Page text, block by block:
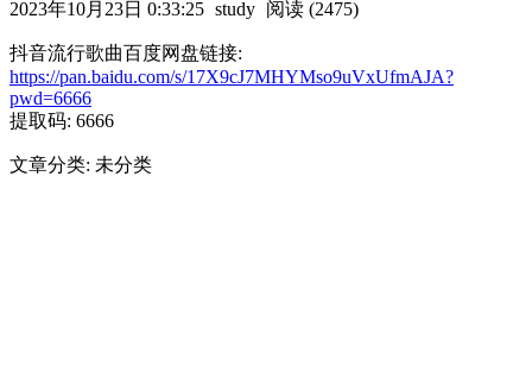
2023年10月23日 0:33:25 study 阅读 (2475)
抖音流行歌曲百度网盘链接:
https://pan.baidu.com/s/17X9cJ7MHYMso9uVxUfmAJA?
pwd=6666
提取码: 6666
文章分类: 未分类